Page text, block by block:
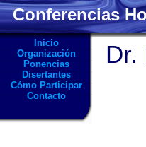
Conferencias
Inicio
Organización
Ponencias
Disertantes
Cómo Participar
Contacto
Dr.